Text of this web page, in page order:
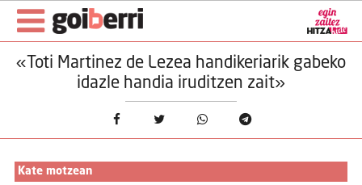
«Toti Martinez de Lezea handikeriarik gabeko
idazle handia iruditzen zait»
Kate motzean